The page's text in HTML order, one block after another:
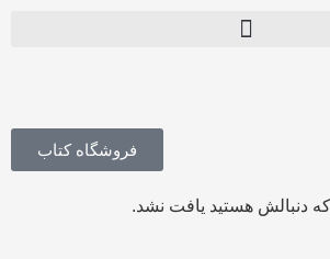
فروشگاه کتاب
دنبالش هستید یافت نشد.